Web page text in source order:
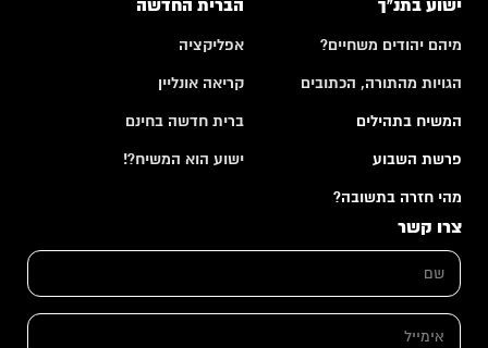
ישוע בתנ"ך
מיהם יהודים משחיים?
הגויות מהתורה, הכתובים
המשיח בתהילים
פרשת השבוע
מהי חזרה בתשובה?
הברית החדשה
אפליקציה
קריאה אונליין
ברית חדשה בחינם
ישוע הוא המשיח?!
צרו קשר
ש
*
א